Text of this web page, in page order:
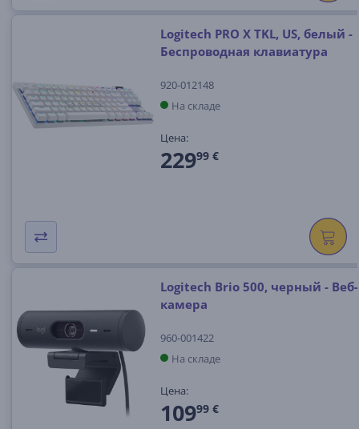
Logitech PRO X TKL, US, белый -
Беспроводная клавиатура
920-012148
На складе
Цена:
22999 €
Logitech Brio 500, черный - Веб-
камера
960-001422
На складе
Цена:
10999 €